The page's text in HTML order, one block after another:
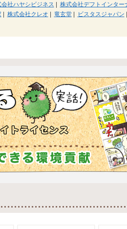
会社ハヤシビジネス 株式会社デフトインター
株式会社クレオ 竜玄堂| ビスタスジャパン